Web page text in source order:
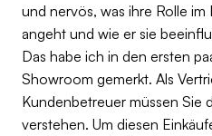
und nervös, was ihre Rolle im
angeht und wie er sie
Das habe ich in den ersten
Showroom gemerkt. Als
Kundenbetreuer müssen Sie
verstehen. Um diesen